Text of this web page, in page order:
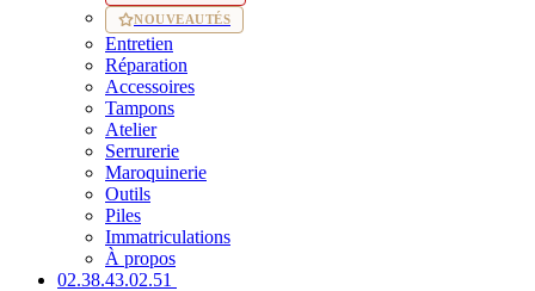
NOUVEAUTÉS
Entretien
Réparation
Accessoires
Tampons
Atelier
Serrurerie
Maroquinerie
Outils
Piles
Immatriculations
À propos
02.38.43​.02.51